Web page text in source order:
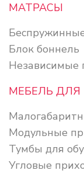
МАТРАСЫ
Блок боннель
Независимые
МЕБЕЛЬ
Модульные
Тумбы для
Угловые